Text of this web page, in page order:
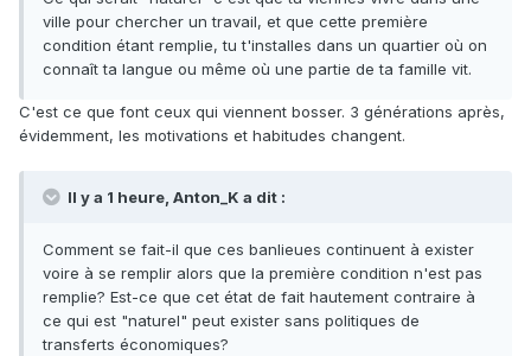
ville pour chercher un travail, et que cette première
condition étant remplie, tu t'installes dans un quartier où on
connaît ta langue ou même où une partie de ta famille vit.
C'est ce que font ceux qui viennent bosser. 3 générations après,
évidemment, les motivations et habitudes changent.
Il y a 1 heure, Anton_K a dit :
Comment se fait-il que ces banlieues continuent à exister
voire à se remplir alors que la première condition n'est pas
remplie? Est-ce que cet état de fait hautement contraire à
ce qui est "naturel" peut exister sans politiques de
transferts économiques?